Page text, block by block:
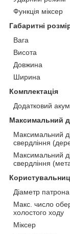
Функція міксер
Габаритні
Вага
Висота
Довжина
Ширина
Комплектація
Додатковий
Максимальний
Максимальний
свердління
Максимальний
свердління
Діаметр патрона
Макс. число
холостого ходу
Міксер